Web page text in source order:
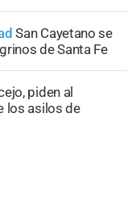
San Cayetano se
de Santa Fe
piden al
los asilos de